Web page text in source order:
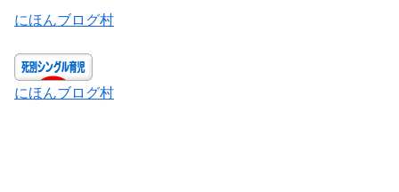
にほんブログ村
にほんブログ村